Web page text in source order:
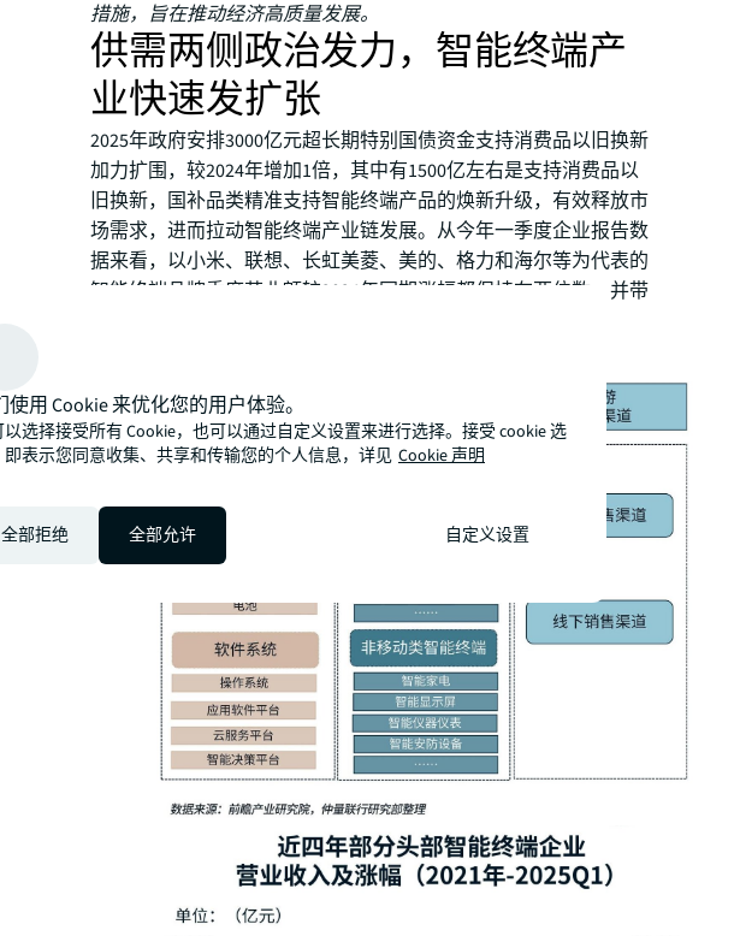
措施，旨在推动经济高质量发展。
供需两侧政治发力，智能终端产
业快速发扩张
2025年政府安排3000亿元超长期特别国债资金支持消费品以旧换新
加力扩围，较2024年增加1倍，其中有1500亿左右是支持消费品以
旧换新，国补品类精准支持智能终端产品的焕新升级，有效释放市
场需求，进而拉动智能终端产业链发展。从今年一季度企业报告数
据来看，以小米、联想、长虹美菱、美的、格力和海尔等为代表的
智能终端品牌季度营业额较2024年同期涨幅都保持在两位数，并带
使用 Cookie 来优化您的用户体验。
选择接受所有 Cookie，也可以通过自定义设置来进行选择。接受 cookie 选
即表示您同意收集、共享和传输您的个人信息，详见 Cookie 声明
全部拒绝 全部允许 自定义设置